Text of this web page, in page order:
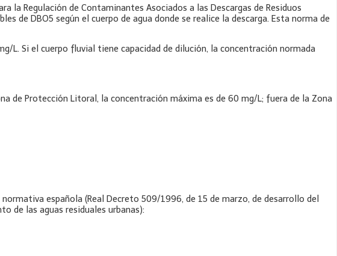
la Regulación de Contaminantes Asociados a las Descargas de Residuos
de DBO5 según el cuerpo de agua donde se realice la descarga. Esta norma de
L. Si el cuerpo fluvial tiene capacidad de dilución, la concentración normada
de Protección Litoral, la concentración máxima es de 60 mg/L; fuera de la Zona
española (Real Decreto 509/1996, de 15 de marzo, de desarrollo del
de las aguas residuales urbanas):